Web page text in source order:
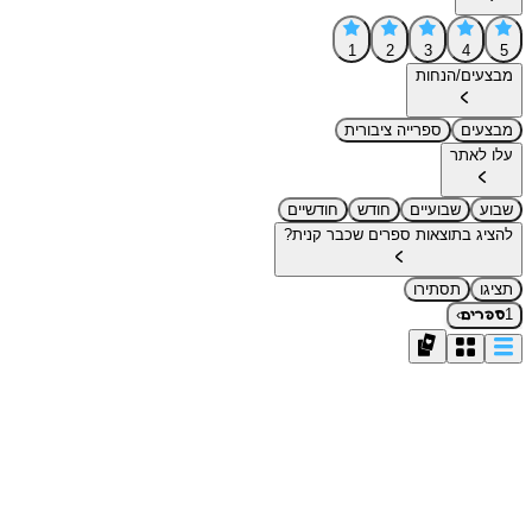
5
4
3
2
1
מבצעים/הנחות
מבצעים
ספרייה ציבורית
עלו לאתר
שבוע שבועיים חודש
חודשיים
להציג בתוצאות ספרים שכבר קנית?
תציגו
תסתירו
1ספרים›